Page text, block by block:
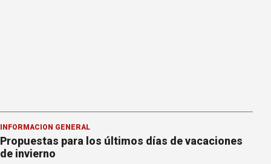
INFORMACION GENERAL
Propuestas para los últimos días de vacaciones
de invierno